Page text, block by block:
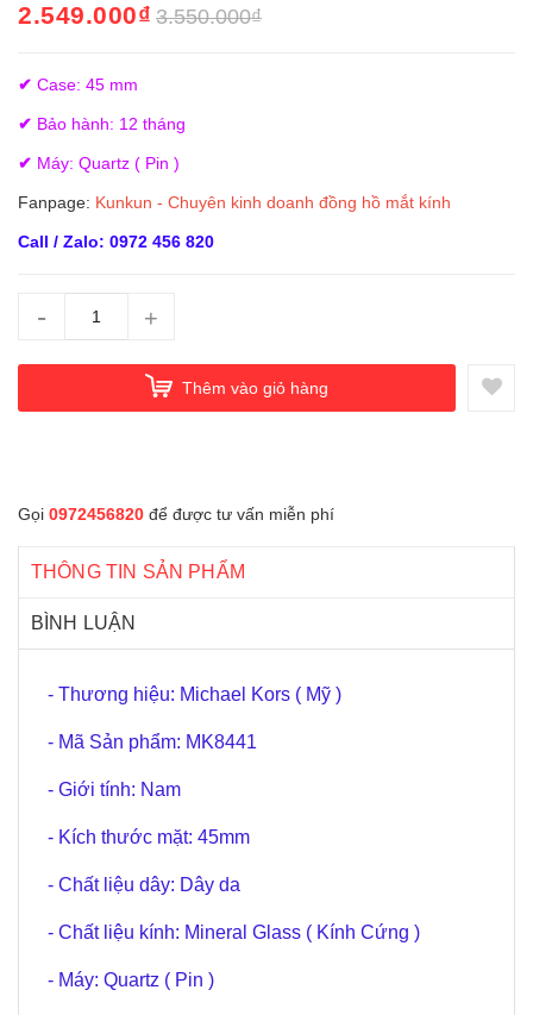
2.549.000₫ 3.550.000₫
✔ Case: 45 mm
✔ Bảo hành: 12 tháng
✔ Máy: Quartz ( Pin )
Fanpage: Kunkun - Chuyên kinh doanh đồng hồ mắt kính
Call / Zalo: 0972 456 820
- +
Thêm vào giỏ hàng
Gọi 0972456820 để được tư vấn miễn phí
THÔNG TIN SẢN PHẨM
BÌNH LUẬN
- Thương hiệu: Michael Kors ( Mỹ )
- Mã Sản phẩm: MK8441
- Giới tính: Nam
- Kích thước mặt: 45mm
- Chất liệu dây: Dây da
- Chất liệu kính: Mineral Glass ( Kính Cứng )
- Máy: Quartz ( Pin )